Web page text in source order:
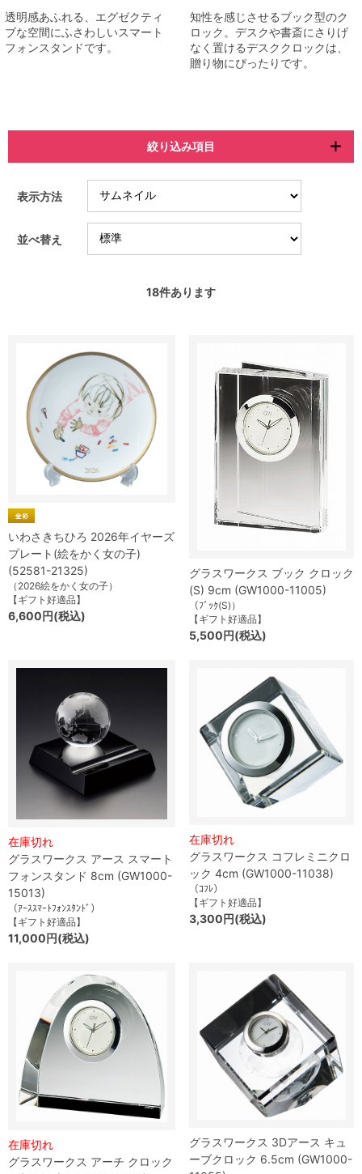
透明感あふれる、エグゼクティ
ブな空間にふさわしいスマート
フォンスタンドです。
知性を感じさせるブック型のク
ロック。デスクや書斎にさりげ
なく置けるデスククロックは、
贈り物にぴったりです。
絞り込み項目
表示方法
並べ替え
18件あります
いわさきちひろ 2026年イヤーズ
プレート(絵をかく女の子)
(52581-21325)
（2026絵をかく女の子）
【ギフト好適品】
6,600円(税込)
グラスワークス ブック クロック
(S) 9cm (GW1000-11005)
（ﾌﾞｯｸ(S)）
【ギフト好適品】
5,500円(税込)
在庫切れ
グラスワークス アース スマート
フォンスタンド 8cm (GW1000-
15013)
（ｱｰｽｽﾏｰﾄﾌｫﾝｽﾀﾝﾄﾞ）
【ギフト好適品】
11,000円(税込)
在庫切れ
グラスワークス コフレミニクロ
ック 4cm (GW1000-11038)
（ｺﾌﾚ）
【ギフト好適品】
3,300円(税込)
在庫切れ
グラスワークス アーチ クロック
グラスワークス 3Dアース キュ
ーブクロック 6.5cm (GW1000-